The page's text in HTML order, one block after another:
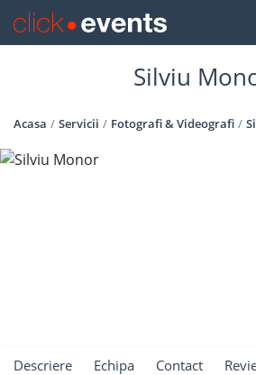
Silviu
Acasa Servicii Fotografi & Videografi
Descriere Echipa Contact